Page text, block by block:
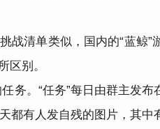
战清单类似，国内的“蓝鲸
区别。
务。“任务”每日由群主发
都有人发自残的图片，其